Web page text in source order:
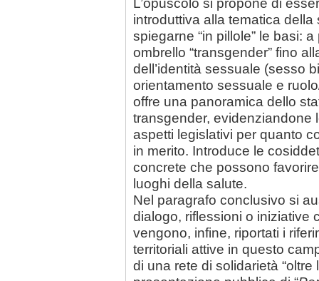
introduttiva alla tematica
spiegarne “in pillole” le basi:
ombrello “transgender” fino
dell’identità sessuale (sesso
orientamento sessuale e
offre una panoramica dello
transgender, evidenziandone
aspetti legislativi per quanto
in merito. Introduce le
concrete che possono
luoghi della salute.
Nel paragrafo conclusivo si
dialogo, riflessioni o iniziative
vengono, infine, riportati i
territoriali attive in questo
di una rete di solidarietà “oltre